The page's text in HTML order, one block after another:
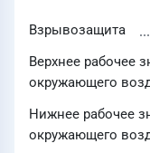
Взрывозащита
Верхнее рабочее
окружающего
Нижнее рабочее
окружающего